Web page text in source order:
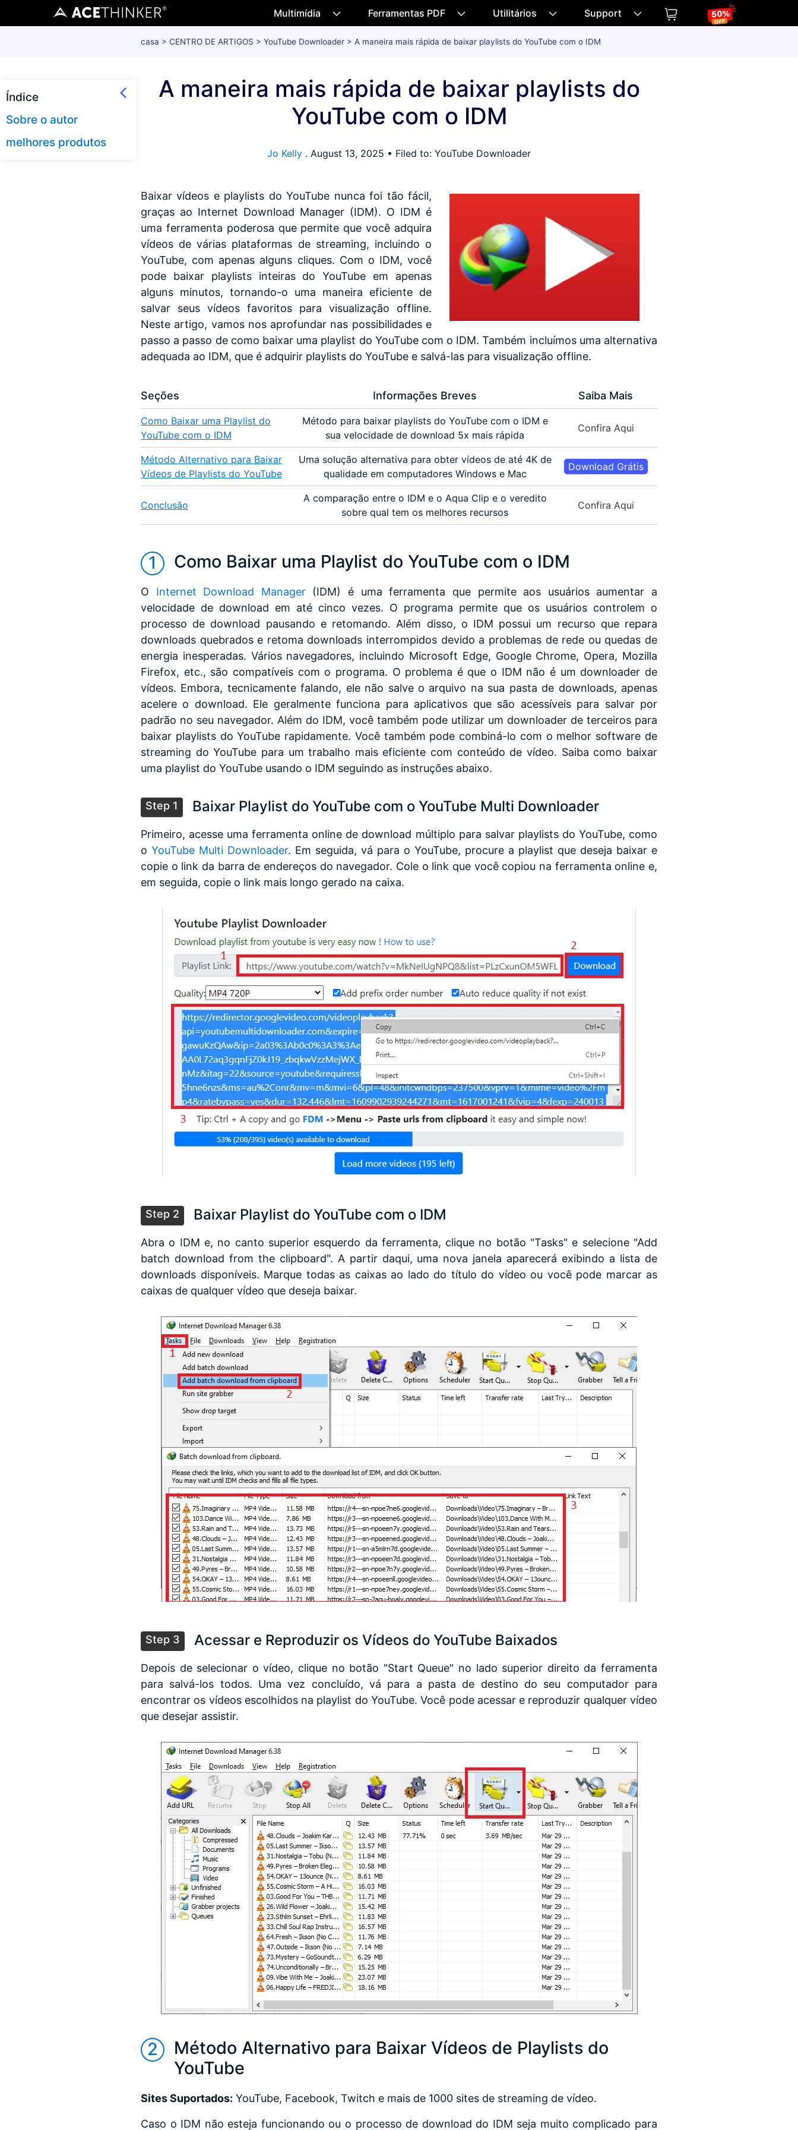
Multimídia Ferramentas PDF Utilitários Support
casa > CENTRO DE ARTIGOS > YouTube Downloader > A maneira mais rápida de baixar playlists do YouTube com o IDM
A maneira mais rápida de baixar playlists do
YouTube com o IDM
Jo Kelly . August 13, 2025 • Filed to: YouTube Downloader
Baixar vídeos e playlists do YouTube nunca foi tão fácil,
graças ao Internet Download Manager (IDM). O IDM é
uma ferramenta poderosa que permite que você adquira
vídeos de várias plataformas de streaming, incluindo o
YouTube, com apenas alguns cliques. Com o IDM, você
pode baixar playlists inteiras do YouTube em apenas
alguns minutos, tornando-o uma maneira eficiente de
salvar seus vídeos favoritos para visualização offline.
Neste artigo, vamos nos aprofundar nas possibilidades e
passo a passo de como baixar uma playlist do YouTube com o IDM. Também incluímos uma alternativa
adequada ao IDM, que é adquirir playlists do YouTube e salvá-las para visualização offline.
Seções Informações Breves Saiba Mais
Como Baixar uma Playlist do
YouTube com o IDM
Método para baixar playlists do YouTube com o IDM e
sua velocidade de download 5x mais rápida
Confira Aqui
Método Alternativo para Baixar
Vídeos de Playlists do YouTube
Uma solução alternativa para obter vídeos de até 4K de
qualidade em computadores Windows e Mac
Download Grátis
Conclusão
A comparação entre o IDM e o Aqua Clip e o veredito
sobre qual tem os melhores recursos
Confira Aqui
Como Baixar uma Playlist do YouTube com o IDM
O Internet Download Manager(IDM) é uma ferramenta que permite aos usuários aumentar a
velocidade de download em até cinco vezes. O programa permite que os usuários controlem o
processo de download pausando e retomando. Além disso, o IDM possui um recurso que repara
downloads quebrados e retoma downloads interrompidos devido a problemas de rede ou quedas de
energia inesperadas. Vários navegadores, incluindo Microsoft Edge, Google Chrome, Opera, Mozilla
Firefox, etc., são compatíveis com o programa. O problema é que o IDM não é um downloader de
vídeos. Embora, tecnicamente falando, ele não salve o arquivo na sua pasta de downloads, apenas
acelere o download. Ele geralmente funciona para aplicativos que são acessíveis para salvar por
padrão no seu navegador. Além do IDM, você também pode utilizar um downloader de terceiros para
baixar playlists do YouTube rapidamente. Você também pode combiná-lo com o melhor software de
streaming do YouTube para um trabalho mais eficiente com conteúdo de vídeo. Saiba como baixar
uma playlist do YouTube usando o IDM seguindo as instruções abaixo.
Step 1 Baixar Playlist do YouTube com o YouTube Multi Downloader
Primeiro, acesse uma ferramenta online de download múltiplo para salvar playlists do YouTube, como
o YouTube Multi Downloader. Em seguida, vá para o YouTube, procure a playlist que deseja baixar e
copie o link da barra de endereços do navegador. Cole o link que você copiou na ferramenta online e,
em seguida, copie o link mais longo gerado na caixa.
Step 2 Baixar Playlist do YouTube com o IDM
Abra o IDM e, no canto superior esquerdo da ferramenta, clique no botão "Tasks" e selecione "Add
batch download from the clipboard". A partir daqui, uma nova janela aparecerá exibindo a lista de
downloads disponíveis. Marque todas as caixas ao lado do título do vídeo ou você pode marcar as
caixas de qualquer vídeo que deseja baixar.
Step 3 Acessar e Reproduzir os Vídeos do YouTube Baixados
Depois de selecionar o vídeo, clique no botão "Start Queue" no lado superior direito da ferramenta
para salvá-los todos. Uma vez concluído, vá para a pasta de destino do seu computador para
encontrar os vídeos escolhidos na playlist do YouTube. Você pode acessar e reproduzir qualquer vídeo
que desejar assistir.
Método Alternativo para Baixar Vídeos de Playlists do
YouTube
Sites Suportados: YouTube, Facebook, Twitch e mais de 1000 sites de streaming de vídeo.
Caso o IDM não esteja funcionando ou o processo de download do IDM seja muito complicado para
Índice
Sobre o autor
melhores produtos